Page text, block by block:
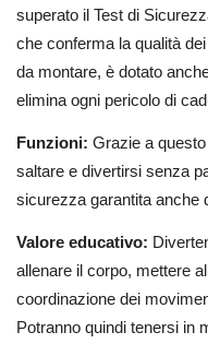
superato il Test di
che conferma la qualità
da montare, è dotato
elimina ogni pericolo di
Funzioni: Grazie a
saltare e divertirsi senza
sicurezza garantita anche
Valore educativo:
allenare il corpo, mettere
coordinazione dei
Potranno quindi tenersi in